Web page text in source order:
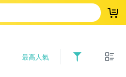
登
最高人氣